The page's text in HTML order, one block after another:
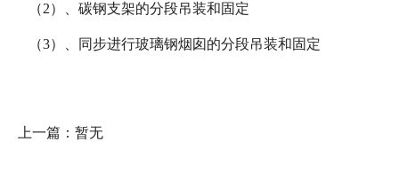
（2）、碳钢支架的分段吊装和固定
（3）、同步进行玻璃钢烟囱的分段吊装和固定
上一篇：暂无